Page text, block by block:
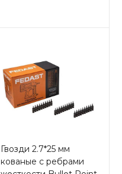
Гвозди 2.7*25 мм
кованые с ребрами